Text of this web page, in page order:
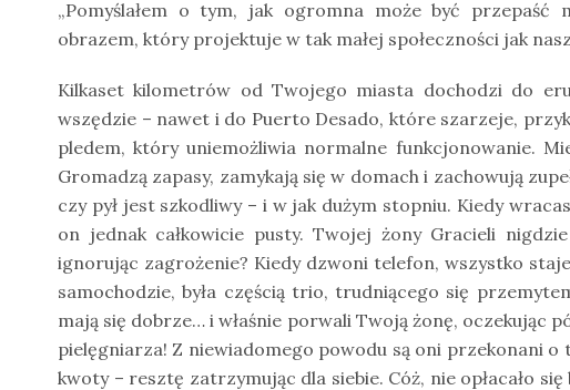
„Pomyślałem o tym, jak ogromna może być przepaść
obrazem, który projektuje w tak małej społeczności jak
Kilkaset kilometrów od Twojego miasta dochodzi do
wszędzie – nawet i do Puerto Desado, które szarzeje,
pledem, który uniemożliwia normalne funkcjonowanie.
Gromadzą zapasy, zamykają się w domach i zachowują
czy pył jest szkodliwy – i w jak dużym stopniu. Kiedy
on jednak całkowicie pusty. Twojej żony Gracieli
ignorując zagrożenie? Kiedy dzwoni telefon, wszystko
samochodzie, była częścią trio, trudniącego się
mają się dobrze… i właśnie porwali Twoją żonę, oczekując
pielęgniarza! Z niewiadomego powodu są oni przekonani o
kwoty – resztę zatrzymując dla siebie. Cóż, nie opłacało